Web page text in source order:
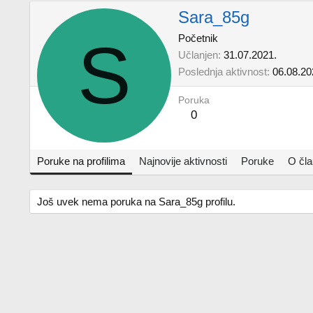
S
Sara_85g
Početnik
Učlanjen 31.07.2021.
Poslednja aktivnost
Poruka
0
Poruke na profilima Najnovije aktivnosti Poruke O
Još uvek nema poruka na Sara_85g profilu.